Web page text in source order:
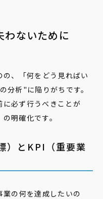
ないために ――
、「何をどう見ればい
分析"に陥りがちです。
に必ず行うべきことが
明確化です。
）とKPI（重要業
の何を達成したいの